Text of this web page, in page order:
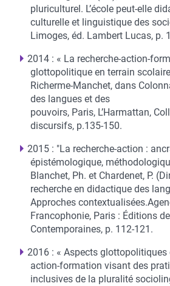
pluriculturel. L’école peut-elle
culturelle et linguistique des
Limoges, éd. Lambert Lucas, p.
2014 : « La recherche-action-
glottopolitique en terrain
Richerme-Manchet, dans
des langues et des
pouvoirs, Paris, L’Harmattan,
discursifs, p.135-150.
2015 : "La recherche-action :
épistémologique,
Blanchet, Ph. et Chardenet, P.
recherche en didactique des
Approches
Francophonie, Paris : Éditions
Contemporaines, p. 112-121.
2016 : « Aspects glottopolitiques
action-formation visant des
inclusives de la pluralité